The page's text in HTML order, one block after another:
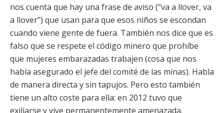
nos cuenta que hay una frase de aviso (“va a llover, va
a llover”) que usan para que esos niños se escondan
cuando viene gente de fuera. También nos dice que es
falso que se respete el código minero que prohíbe
que mujeres embarazadas trabajen (cosa que nos
había asegurado el jefe del comité de las minas). Habla
de manera directa y sin tapujos. Pero esto también
tiene un alto coste para ella: en 2012 tuvo que
exiliarse y vive permanentemente amenazada.